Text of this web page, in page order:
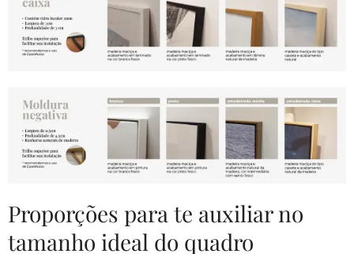
Proporções para te auxiliar no
tamanho ideal do quadro